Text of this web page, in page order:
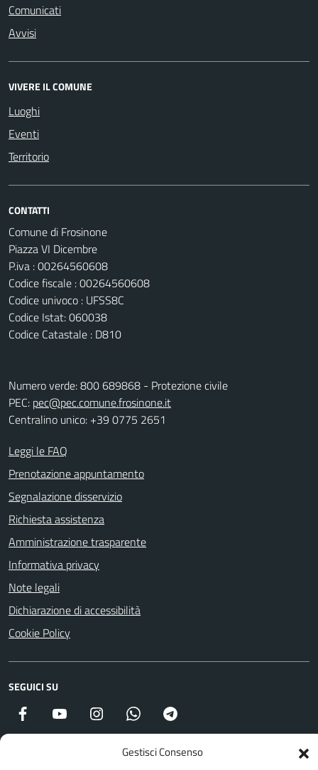
Gestisci Consenso
Comunicati
Avvisi
VIVERE IL COMUNE
Luoghi
Eventi
Territorio
CONTATTI
Comune di Frosinone
Piazza VI Dicembre
P.iva : 00264560608
Codice fiscale : 00264560608
Codice univoco : UFSS8C
Codice Istat: 060038
Codice Catastale : D810
Numero verde: 800 689868 - Protezione civile
PEC: pec@pec.comune.frosinone.it
Centralino unico: +39 0775 2651
Leggi le FAQ
Prenotazione appuntamento
Segnalazione disservizio
Richiesta assistenza
Amministrazione trasparente
Informativa privacy
Note legali
Dichiarazione di accessibilità
Cookie Policy
SEGUICI SU
Facebook YouTube Instagram WhatsApp